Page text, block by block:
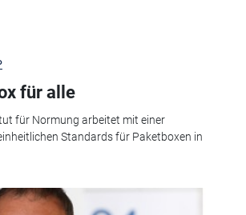
für alle
für Normung arbeitet mit einer
Standards für Paketboxen in